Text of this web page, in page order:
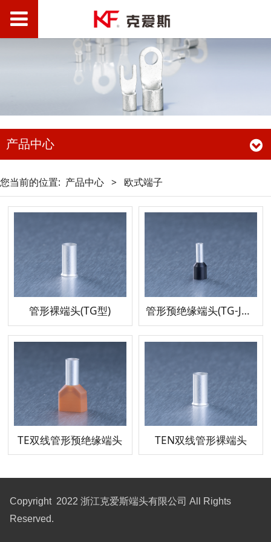
产品中心
您当前的位置: 产品中心 > 欧式端子
管形裸端头(TG型) 管形预绝缘端头(TG-JT型)
TE双线管形预绝缘端头 TEN双线管形裸端头
Copyright 2022 浙江克爱斯端头有限公司 All Rights
Reserved.